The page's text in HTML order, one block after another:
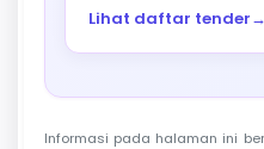
Lihat daftar tender→
Informasi pada halaman ini